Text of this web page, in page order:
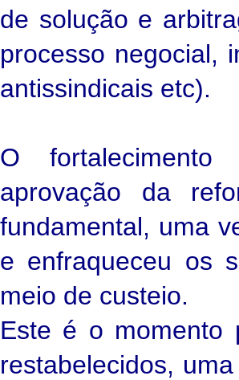
de solução e
processo negocial,
antissindicais etc).
O fortalecimento
aprovação da
fundamental, uma
e enfraqueceu os
meio de custeio.
Este é o momento
restabelecidos,